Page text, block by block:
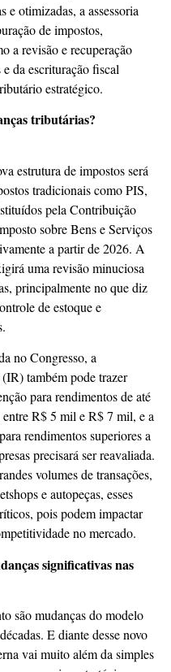
e otimizadas, a assessoria
de impostos,
a revisão e recuperação
da escrituração fiscal
estratégico.
tributárias?
estrutura de impostos será
tradicionais como PIS,
pela Contribuição
sobre Bens e Serviços
a partir de 2026. A
uma revisão minuciosa
principalmente no que diz
de estoque e
no Congresso, a
também pode trazer
para rendimentos de até
R$ 5 mil e R$ 7 mil, e a
rendimentos superiores a
precisará ser reavaliada.
volumes de transações,
e autopeças, esses
pois podem impactar
no mercado.
significativas nas
são mudanças do modelo
E diante desse novo
vai muito além da simples